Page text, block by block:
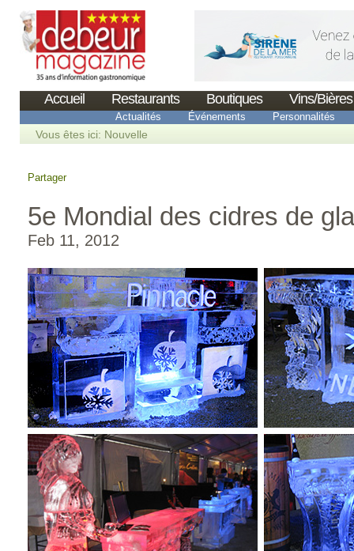
Accueil Restaurants Boutiques Vins/Bières
Actualités Événements Personnalités
Vous êtes ici: Nouvelle
Partager
5e Mondial des cidres de
Feb 11, 2012